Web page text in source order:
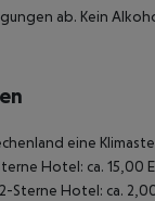
ab. Kein
eine
Hotel: ca. 15,00
Sterne Hotel: ca.